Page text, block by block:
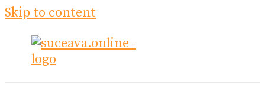
Skip to content